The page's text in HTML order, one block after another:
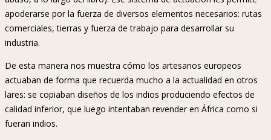
apoderarse por la fuerza de diversos elementos necesarios: rutas
comerciales, tierras y fuerza de trabajo para desarrollar su
industria.
De esta manera nos muestra cómo los artesanos europeos
actuaban de forma que recuerda mucho a la actualidad en otros
lares: se copiaban diseños de los indios produciendo efectos de
calidad inferior, que luego intentaban revender en África como si
fueran indios.